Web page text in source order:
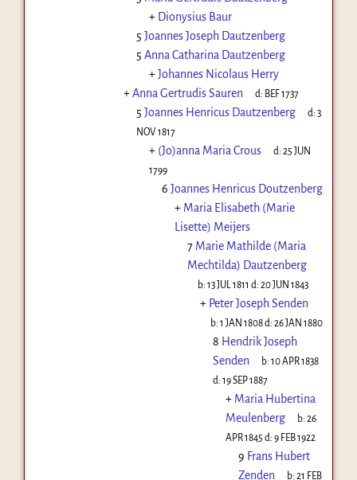
+ Dionysius Baur
5 Joannes Joseph Dautzenberg
5 Anna Catharina Dautzenberg
+Johannes Nicolaus Herry
+Anna Gertrudis Sauren d: BEF 1737
5 Joannes Henricus Dautzenberg d:3
NOV 1817
+ (Jo)anna Maria Crous d:25 JUN
1799
6 Joannes Henricus Doutzenberg
+ Maria Elisabeth (Marie
Lisette) Meijers
7 Marie Mathilde (Maria
Mechtilda) Dautzenberg
b:13 JUL 1811 d:20 JUN 1843
+ Peter Joseph Senden
b:1 JAN 1808d:26 JAN 1880
8 Hendrik Joseph
Senden
b:10 APR 1838
d: 19 SEP 1887
+ Maria Hubertina
Meulenberg
b:26
APR 1845 d: 9 FEB 1922
9 Frans Hubert
Zenden
b:21 FEB